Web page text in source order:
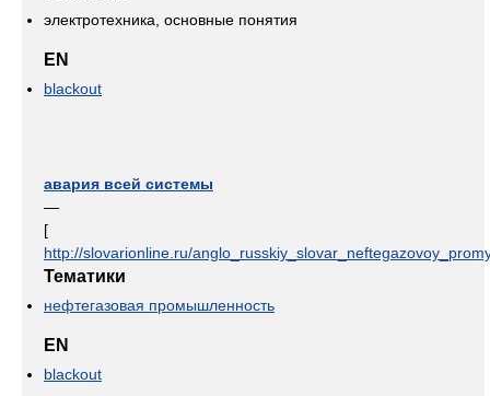
электротехника, основные понятия
EN
blackout
авария всей системы
—
[
http://slovarionline.ru/
Тематики
нефтегазовая промышленность
EN
blackout